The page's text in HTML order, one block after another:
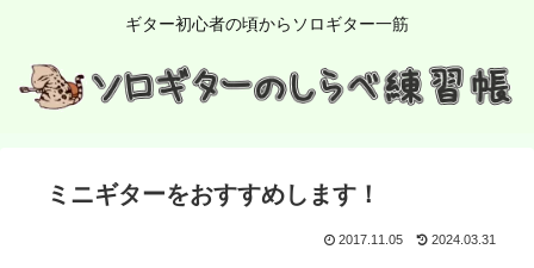
ギター初心者の頃からソロギター一筋
ミニギターをおすすめします！
2017.11.05 2024.03.31